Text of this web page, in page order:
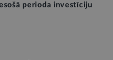
perioda investīciju